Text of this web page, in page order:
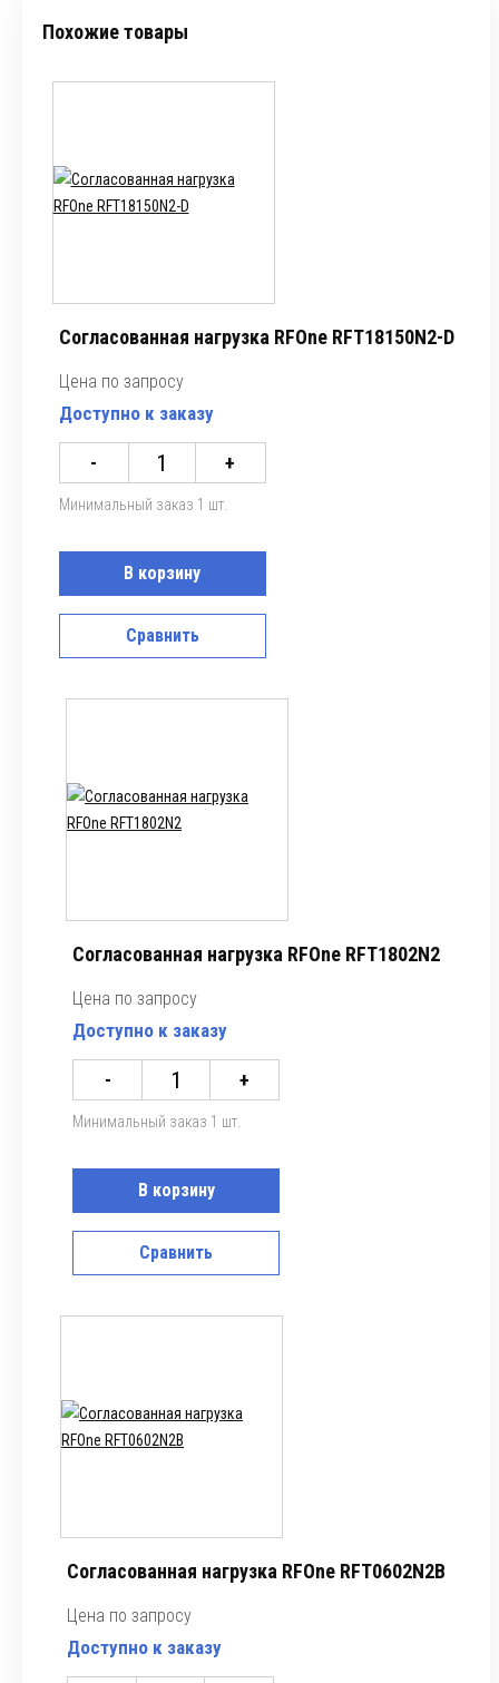
Похожие товары
Согласованная нагрузка RFOne RFT18150N2-D
Цена по запросу
Доступно к заказу
- +
Минимальный заказ 1 шт.
В корзину
Сравнить
Согласованная нагрузка RFOne RFT1802N2
Цена по запросу
Доступно к заказу
- +
Минимальный заказ 1 шт.
В корзину
Сравнить
Согласованная нагрузка RFOne RFT0602N2B
Цена по запросу
Доступно к заказу